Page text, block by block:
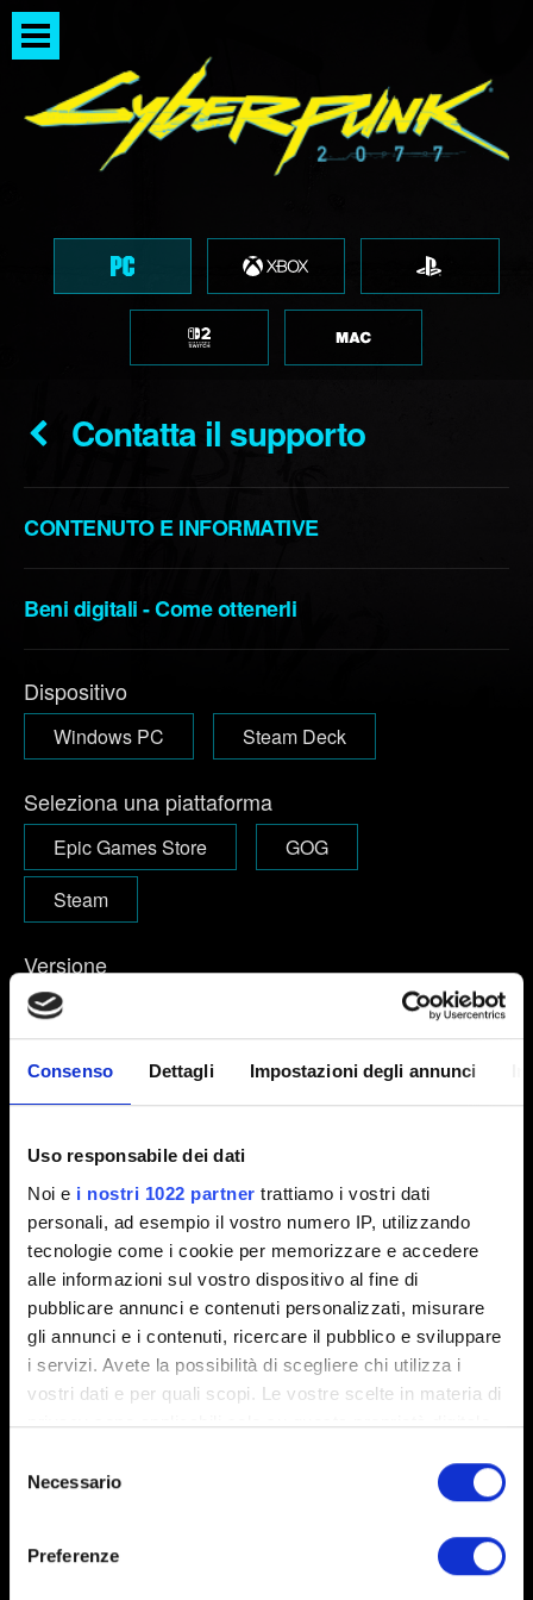
Consenso Dettagli Impostazioni degli annunci
Uso responsabile dei dati
Noi e i nostri 1022 partner trattiamo i vostri dati
personali, ad esempio il vostro numero IP, utilizzando
tecnologie come i cookie per memorizzare e accedere
alle informazioni sul vostro dispositivo al fine di
pubblicare annunci e contenuti personalizzati, misurare
gli annunci e i contenuti, ricercare il pubblico e sviluppare
i servizi. Avete la possibilità di scegliere chi utilizza i
vostri dati e per quali scopi. Le vostre scelte in materia di
privacy sono applicabili solo su questa proprietà digitale
modificare o revocare il proprio consenso in qualsiasi
momento dalla Dichiarazione sui cookie o facendo clic
delNecessario
Preferenze
Contatta il supporto
CONTENUTO E INFORMATIVE
Beni digitali - Come ottenerli
Dispositivo
Windows PC Steam Deck
Seleziona una piattaforma
Epic Games Store
GOG
Steam
Versione
Il numero della versione si trova nel menu principale dopo aver
1.63 e inferiore:
nell'angolo in basso a sinistra.
2.31 (Ultima) 2.3
Altra
Email (attento agli errori!)
Breve descrizione del problema
0/20